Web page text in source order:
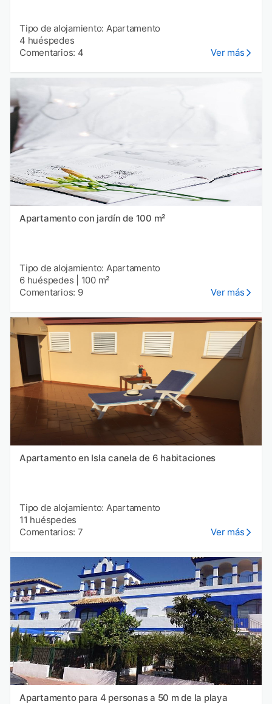
Tipo de alojamiento: Apartamento
4 huéspedes
Comentarios: 4
Ver más
Apartamento con jardín de 100 m²
Tipo de alojamiento: Apartamento
6 huéspedes
100 m²
Comentarios: 9
Ver más
Apartamento en Isla canela de 6 habitaciones
Tipo de alojamiento: Apartamento
11 huéspedes
Comentarios: 7
Ver más
Apartamento para 4 personas a 50 m de la playa